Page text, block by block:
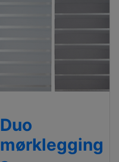
Duo
mørklegging